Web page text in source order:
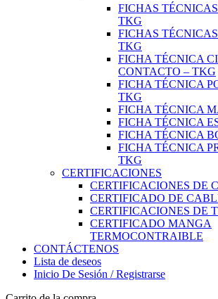
FICHAS
TKG
FICHAS
TKG
FICHA TÉCNICA
CONTACTO – TKG
FICHA TÉCNICA
TKG
FICHA TÉCNICA
FICHA TÉCNICA
FICHA TÉCNICA
FICHA TÉCNICA
TKG
CERTIFICACIONES
CERTIFICACIONES DE
CERTIFICADO DE
CERTIFICACIONES DE
CERTIFICADO MANGA
TERMOCONTRAIBLE
CONTÁCTENOS
Lista de deseos
Inicio De Sesión / Registrarse